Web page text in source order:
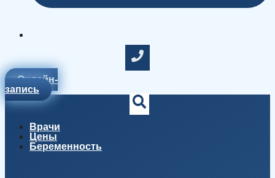
Онлайн-
запись
Врачи
Цены
Беременность